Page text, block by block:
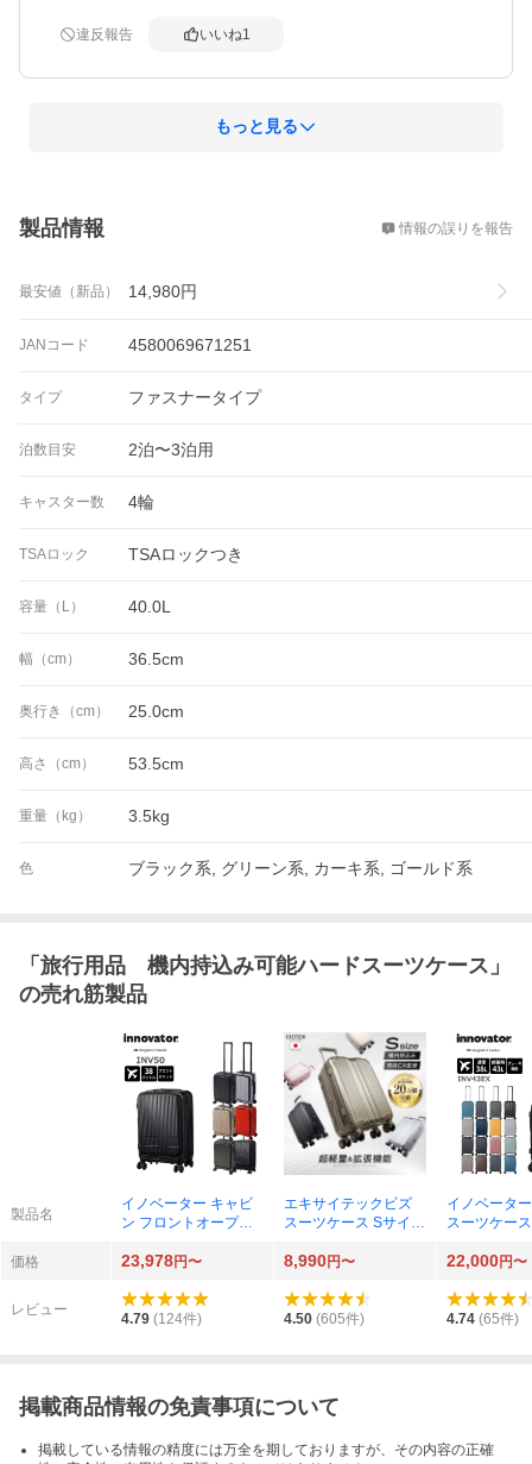
トッパー電車でもバスでもしっかり効いてて手元でロック
正解でした。この少し前にどちらの機能もついていない大
違反報告 いいね1
もっと見る
製品情報 情報の誤りを報告
最安値（新品） 14,980円
JANコード 4580069671251
タイプ ファスナータイプ
泊数目安 2泊〜3泊用
キャスター数 4輪
TSAロック TSAロックつき
容量（L） 40.0L
幅（cm） 36.5cm
奥行き（cm） 25.0cm
高さ（cm） 53.5cm
重量（kg） 3.5kg
色 ブラック系, グリーン系, カーキ系, ゴールド系
「 旅行用品 機内持込み可能ハードスーツケース 」
の売れ筋製品
製品名
イノベーター キャビ
ン フロントオープン
エキサイテックビズ
スーツケース Sサイズ
イノベータ
スーツケー
V43EX
価格 23,978円〜 8,990円〜 22,000円〜
レビュー
4.79 (124件) 4.50 (605件) 4.74 (65件)
掲載商品情報の免責事項について
掲載している情報の精度には万全を期しておりますが、その内容の正確